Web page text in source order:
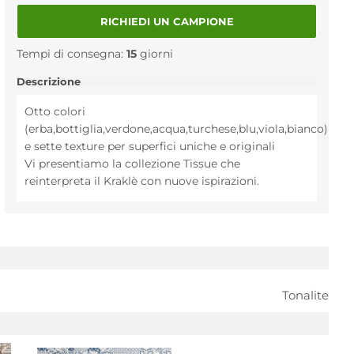
RICHIEDI UN CAMPIONE
Tempi di consegna: 15 giorni
Descrizione
Otto colori
(erba,bottiglia,verdone,acqua,turchese,blu,viola,bianco)
e sette texture per superfici uniche e originali
Vi presentiamo la collezione Tissue che
reinterpreta il Kraklè con nuove ispirazioni.
Tonalite